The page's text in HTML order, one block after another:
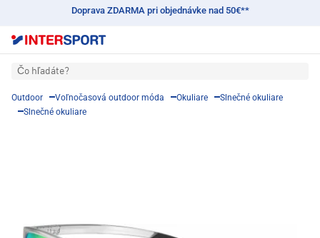
Doprava ZDARMA pri objednávke nad 50€**
Čo hľadáte?
Outdoor Voľnočasová outdoor móda Okuliare
Slnečné okuliare
Slnečné okuliare